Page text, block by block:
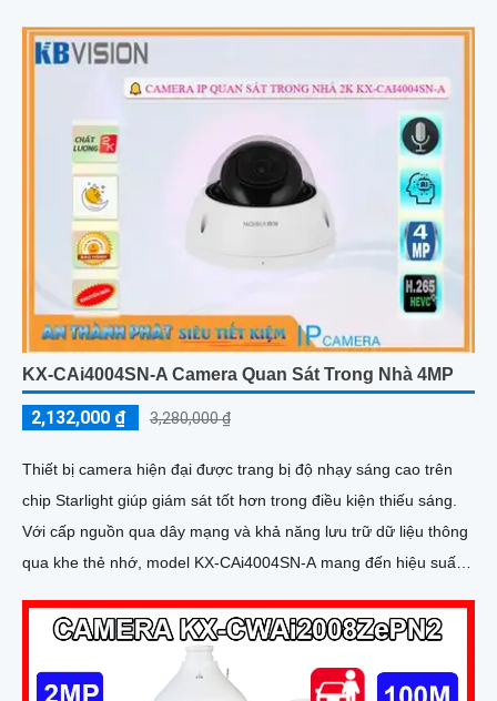
KX-CAi4004SN-A Camera Quan Sát Trong Nhà 4MP
2,132,000 ₫ 3,280,000 ₫
Thiết bị camera hiện đại được trang bị độ nhạy sáng cao trên
chip Starlight giúp giám sát tốt hơn trong điều kiện thiếu sáng.
Với cấp nguồn qua dây mạng và khả năng lưu trữ dữ liệu thông
qua khe thẻ nhớ, model KX-CAi4004SN-A mang đến hiệu suất